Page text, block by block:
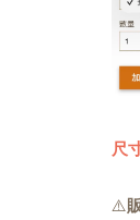
尺
⚠️